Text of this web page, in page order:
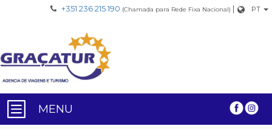
+351 236 215 190 (Chamada para Rede Fixa Nacional) | PT
MENU